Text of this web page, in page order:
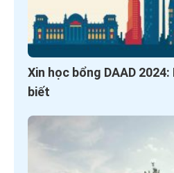
Xin học bổng DAAD
biết